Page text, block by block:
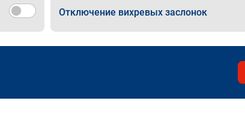
Отключение вихревых заслонок